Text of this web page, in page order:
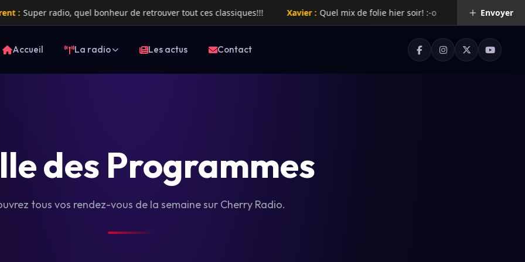
Super radio, quel bonheur de retrouver tout ces classiques!!! Xavier : Quel mix de folie hier soir! :-o Rachelle : Super
Envoyer
Accueil La radio Les actus Contact
des Programmes
tous vos rendez-vous de la semaine sur Cherry Radio.